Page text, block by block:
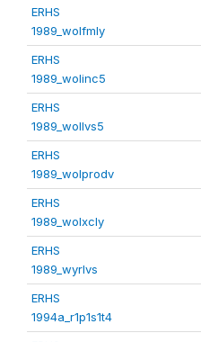
ERHS
1989_wolfmly
ERHS
1989_wolinc5
ERHS
1989_wollvs5
ERHS
1989_wolprodv
ERHS
1989_wolxcly
ERHS
1989_wyrlvs
ERHS
1994a_r1p1s1t4